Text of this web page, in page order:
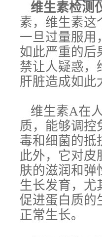
维生素检测
素，维生素这
一旦过量服用
如此严重的
禁让人疑惑，
肝脏造成如此
维生素A在
质，能够调控
毒和细菌的抵
此外，它对皮
肤的滋润和弹
生长发育，尤
促进蛋白质的
正常生长。